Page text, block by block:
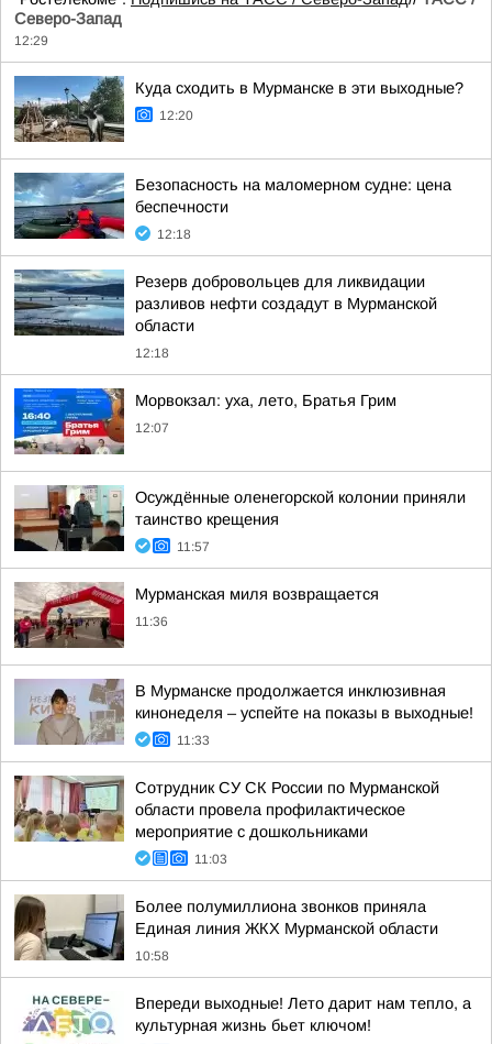
Северо-Запад
12:29
Куда сходить в Мурманске в эти выходные?
12:20
Безопасность на маломерном судне: цена
беспечности
12:18
Резерв добровольцев для ликвидации
разливов нефти создадут в Мурманской
области
12:18
Морвокзал: уха, лето, Братья Грим
12:07
Осуждённые оленегорской колонии приняли
таинство крещения
11:57
Мурманская миля возвращается
11:36
В Мурманске продолжается инклюзивная
кинонеделя – успейте на показы в выходные!
11:33
Сотрудник СУ СК России по Мурманской
области провела профилактическое
мероприятие с дошкольниками
11:03
Более полумиллиона звонков приняла
Единая линия ЖКХ Мурманской области
10:58
Впереди выходные! Лето дарит нам тепло, а
культурная жизнь бьет ключом!